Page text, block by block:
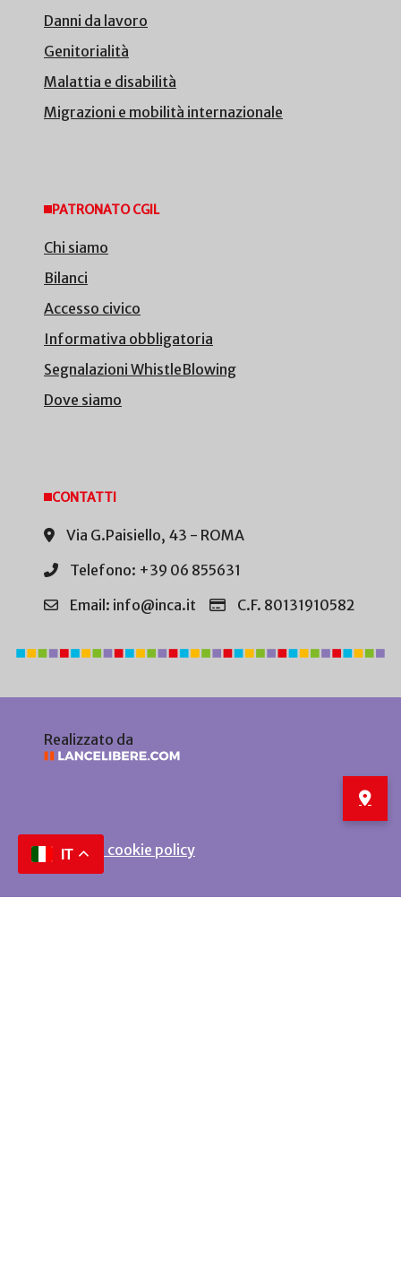
Danni da lavoro
Genitorialità
Malattia e disabilità
Migrazioni e mobilità internazionale
PATRONATO CGIL
Chi siamo
Bilanci
Accesso civico
Informativa obbligatoria
Segnalazioni WhistleBlowing
Dove siamo
CONTATTI
Via G.Paisiello, 43 - ROMA
Telefono: +39 06 855631
Email: info@inca.it
C.F. 80131910582
Realizzato da
Privacy e cookie policy
IT